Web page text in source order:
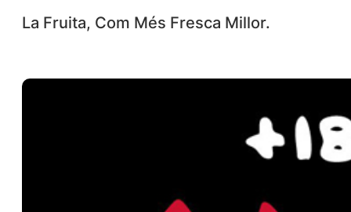
La Fruita, Com Més Fresca Millor.